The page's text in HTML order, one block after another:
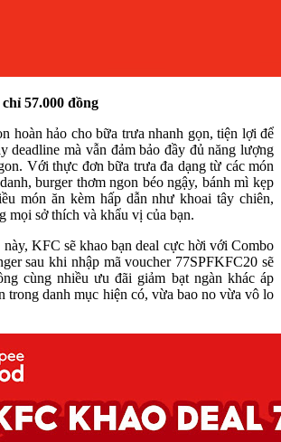
57.000 đồng
hoàn hảo cho bữa trưa nhanh gọn, tiện lợi để
deadline mà vẫn đảm bảo đầy đủ năng lượng
Với thực đơn bữa trưa đa dạng từ các món
burger thơm ngon béo ngậy, bánh mì kẹp
món ăn kèm hấp dẫn như khoai tây chiên,
mọi sở thích và khẩu vị của bạn.
này, KFC sẽ khao bạn deal cực hời với Combo
sau khi nhập mã voucher 77SPFKFC20 sẽ
cùng nhiều ưu đãi giảm bạt ngàn khác áp
trong danh mục hiện có, vừa bao no vừa vô lo